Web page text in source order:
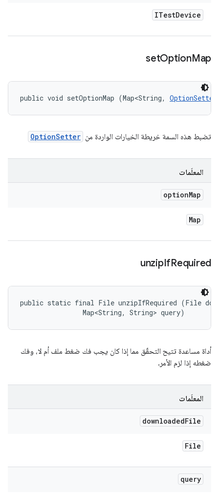
ITestDevice
setOptionMap
public void setOptionMap (Map<String,
تضبط هذه السمة خريطة الخيارات الواردة من OptionSetter
المعلَمات
optionMap
Map
unzipIfRequired
public static final File unzipIfRequired (File
                Map<String, String> query)
أداة مساعدة تتيح التحقّق مما إذا كان يجب فك ضغط ملف أم لا، وفك
ضغطه إذا لزم الأمر.
المعلَمات
downloadedFile
File
query